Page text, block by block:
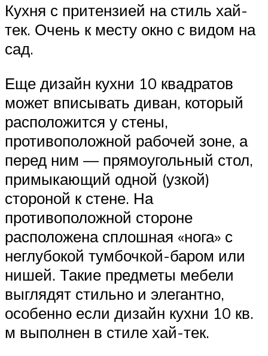
Кухня с притензией на стиль хай-
тек. Очень к месту окно с видом на
сад.
Еще дизайн кухни 10 квадратов
может вписывать диван, который
расположится у стены,
противоположной рабочей зоне, а
перед ним — прямоугольный стол,
примыкающий одной (узкой)
стороной к стене. На
противоположной стороне
расположена сплошная «нога» с
неглубокой тумбочкой-баром или
нишей. Такие предметы мебели
выглядят стильно и элегантно,
особенно если дизайн кухни 10 кв.
м выполнен в стиле хай-тек.